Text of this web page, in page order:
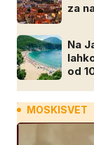
za
Na
od
MOSKISVET